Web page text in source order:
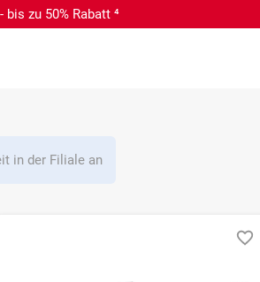
bis zu 50% Rabatt ⁴
in der Filiale an